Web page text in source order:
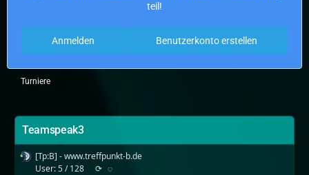
teil!
Benutzerkonto erstellen
Anmelden
Turniere
Teamspeak3
[Tp:B] - www.treffpunkt-b.de
User: 5 / 128
⟳ ◌